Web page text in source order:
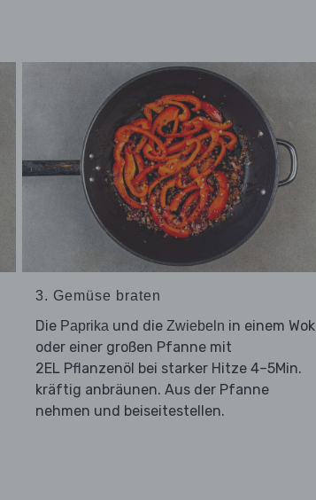
3. Gemüse braten
Die Paprika und die Zwiebeln in einem Wok
oder einer großen Pfanne mit
2EL Pflanzenöl bei starker Hitze 4–5Min.
kräftig anbräunen. Aus der Pfanne
nehmen und beiseitestellen.